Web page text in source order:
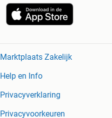
Marktplaats Zakelijk
Help en Info
Privacyverklaring
Privacyvoorkeuren